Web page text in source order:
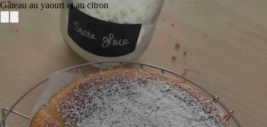
Gâteau au yaourt et au citron